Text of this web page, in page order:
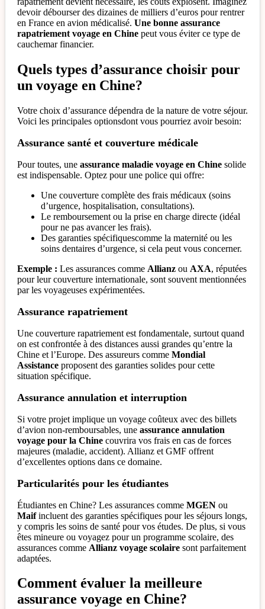
devoir débourser des dizaines de milliers d’euros pour rentrer
en France en avion médicalisé. Une bonne assurance
rapatriement voyage en Chine peut vous éviter ce type de
cauchemar financier.
Quels types d’assurance choisir pour
un voyage en Chine?
Votre choix d’assurance dépendra de la nature de votre séjour.
Voici les principales optionsdont vous pourriez avoir besoin:
Assurance santé et couverture médicale
Pour toutes, une assurance maladie voyage en Chine solide
est indispensable. Optez pour une police qui offre:
Une couverture complète des frais médicaux (soins
d’urgence, hospitalisation, consultations).
Le remboursement ou la prise en charge directe (idéal
pour ne pas avancer les frais).
Des garanties spécifiquescomme la maternité ou les
soins dentaires d’urgence, si cela peut vous concerner.
Exemple : Les assurances comme Allianz ou AXA, réputées
pour leur couverture internationale, sont souvent mentionnées
par les voyageuses expérimentées.
Assurance rapatriement
Une couverture rapatriement est fondamentale, surtout quand
on est confrontée à des distances aussi grandes qu’entre la
Chine et l’Europe. Des assureurs comme Mondial
Assistance proposent des garanties solides pour cette
situation spécifique.
Assurance annulation et interruption
Si votre projet implique un voyage coûteux avec des billets
d’avion non-remboursables, une assurance annulation
voyage pour la Chine couvrira vos frais en cas de forces
majeures (maladie, accident). Allianz et GMF offrent
d’excellentes options dans ce domaine.
Particularités pour les étudiantes
Étudiantes en Chine? Les assurances comme MGEN ou
Maifincluent des garanties spécifiques pour les séjours longs,
y compris les soins de santé pour vos études. De plus, si vous
êtes mineure ou voyagez pour un programme scolaire, des
assurances comme Allianz voyage scolaire sont parfaitement
adaptées.
Comment évaluer la meilleure
assurance voyage en Chine?